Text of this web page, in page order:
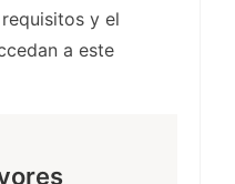
y el
a este